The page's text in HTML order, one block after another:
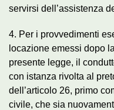
servirsi dell’assistenza
4. Per i provvedimenti
locazione emessi dopo
presente legge, il
con istanza rivolta al
dell’articolo 26, primo
civile, che sia